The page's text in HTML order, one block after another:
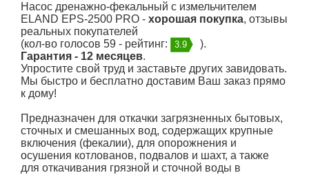
Насос дренажно-фекальный с измельчителем
ELAND EPS-2500 PRO - хорошая покупка, отзывы
реальных покупателей
(кол-во голосов 59 - рейтинг:
3.9
).
Гарантия - 12 месяцев.
Упростите свой труд и заставьте других завидовать.
Мы быстро и бесплатно доставим Ваш заказ прямо
к дому!
Предназначен для откачки загрязненных бытовых,
сточных и смешанных вод, содержащих крупные
включения (фекалии), для опорожнения и
осушения котлованов, подвалов и шахт, а также
для откачивания грязной и сточной воды в